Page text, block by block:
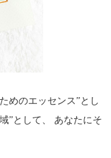
めのエッセンス”とし
”として、 あなたにそ